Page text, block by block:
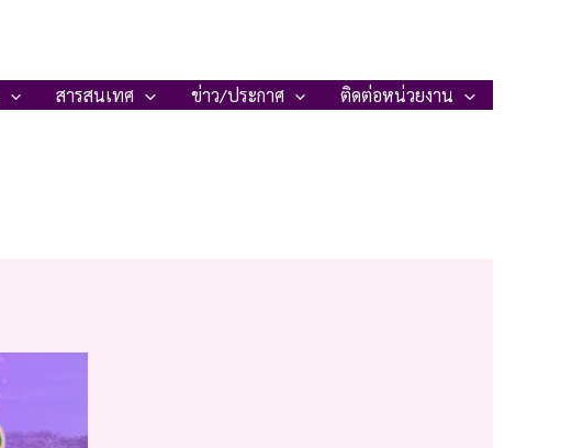
สารสนเทศ ข่าว/ประกาศ ติดต่อหน่วยงาน